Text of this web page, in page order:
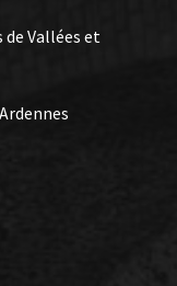
Vallées et